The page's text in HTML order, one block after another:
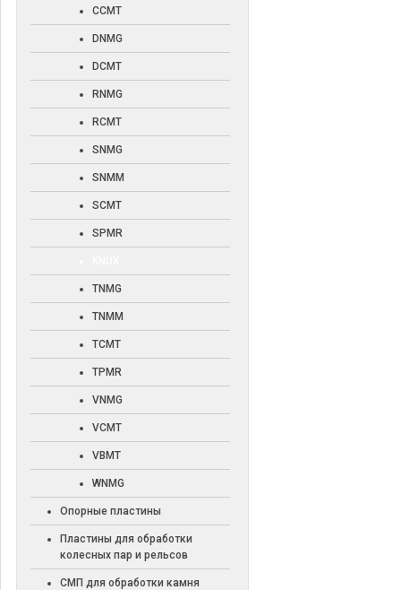
CCMT
DNMG
DCMT
RNMG
RCMT
SNMG
SNMM
SCMT
SPMR
TNMG
TNMM
TCMT
TPMR
VNMG
VCMT
VBMT
WNMG
Опорные пластины
Пластины для обработки
колесных пар и рельсов
СМП для обработки камня